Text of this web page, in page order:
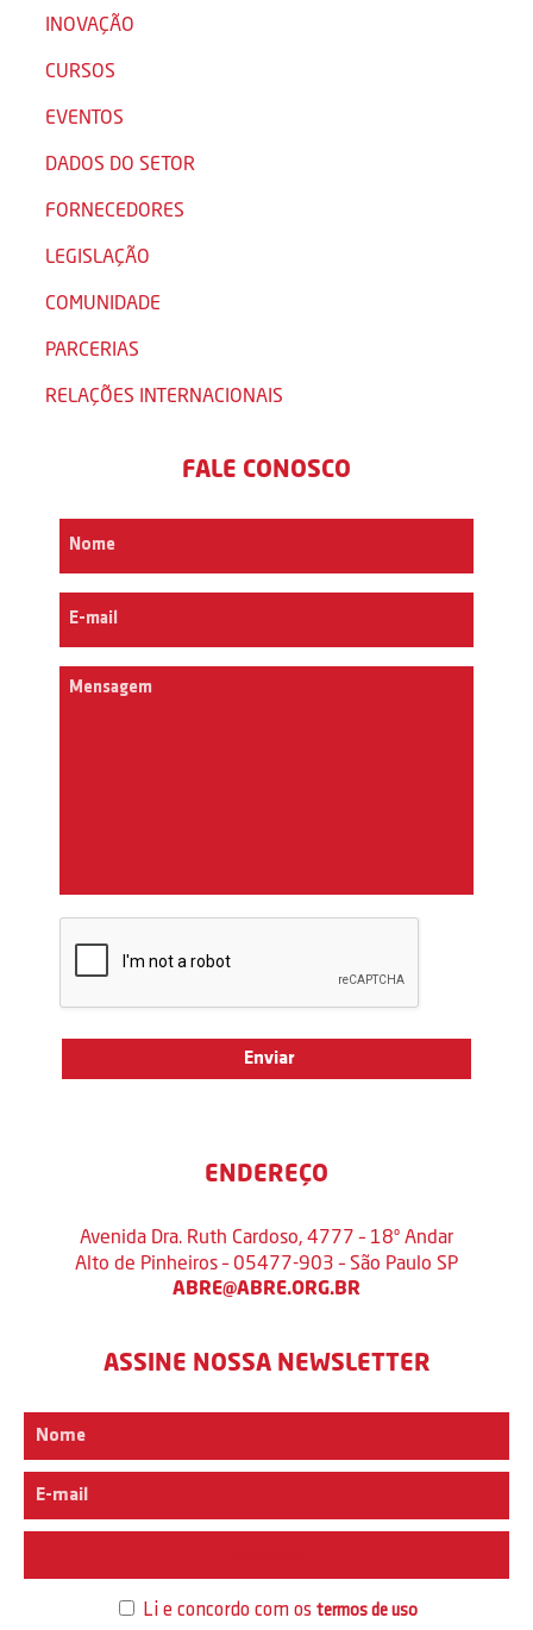
INOVAÇÃO
CURSOS
EVENTOS
DADOS DO SETOR
FORNECEDORES
LEGISLAÇÃO
COMUNIDADE
PARCERIAS
RELAÇÕES INTERNACIONAIS
FALE CONOSCO
ENDEREÇO
Avenida Dra. Ruth Cardoso, 4777 – 18º Andar
Alto de Pinheiros – 05477-903 – São Paulo SP
ABRE@ABRE.ORG.BR
ASSINE NOSSA NEWSLETTER
Li e concordo com os termos de uso